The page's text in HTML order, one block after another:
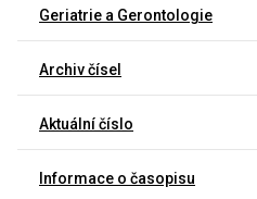
Geriatrie a Gerontologie
Archiv čísel
Aktuální číslo
Informace o časopisu